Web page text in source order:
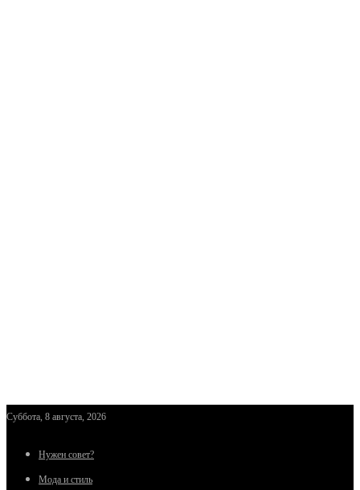
Суббота, 8 августа, 2026
Нужен совет?
Мода и стиль